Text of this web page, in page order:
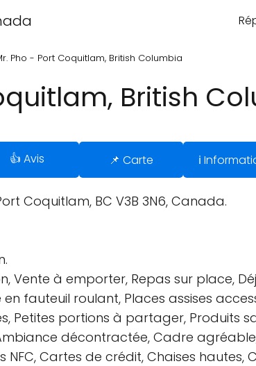
Pho - Port Coquitlam, British Columbia
British
👍 Avis 📌 Carte ℹ️
Coquitlam, BC V3B 3N6, Canada.
Vente à emporter, Repas sur place,
fauteuil roulant, Places assises
Petites portions à partager, Produits
décontractée, Cadre
Cartes de crédit, Chaises hautes,